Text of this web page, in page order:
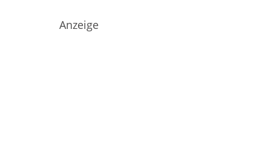
Anzeige